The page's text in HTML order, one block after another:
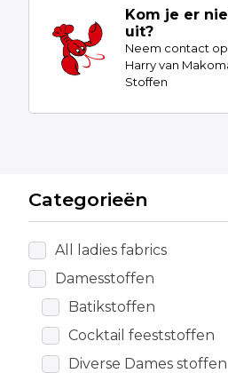
Kom je er
uit?
Neem contact
Harry van
Stoffen
Categorieën
All ladies fabrics
Damesstoffen
Batikstoffen
Cocktail feeststoffen
Diverse Dames stoffen